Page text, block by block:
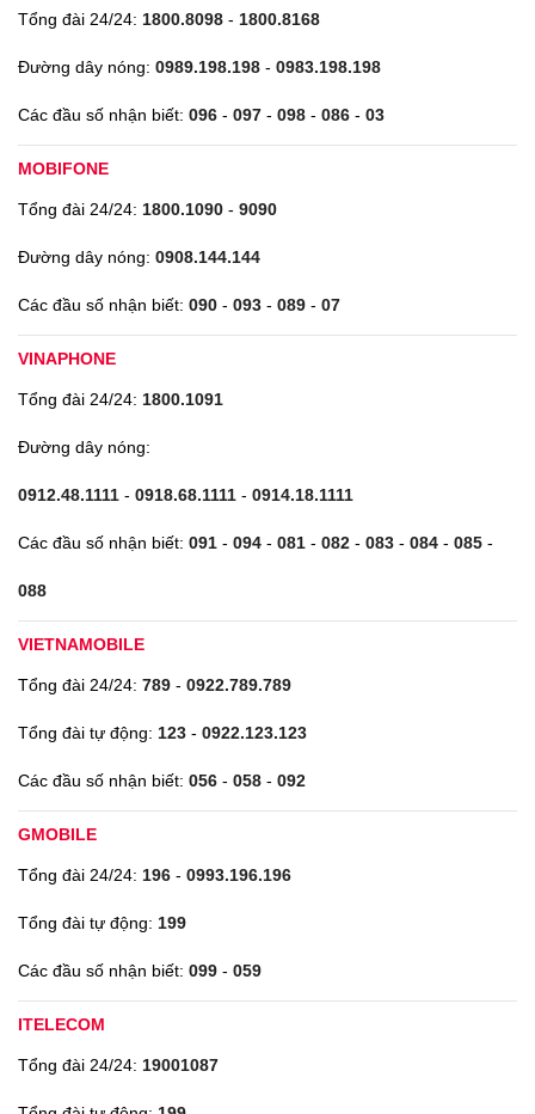
Tổng đài 24/24: 1800.8098 - 1800.8168
Đường dây nóng: 0989.198.198 - 0983.198.198
Các đầu số nhận biết: 096 - 097 - 098 - 086 - 03
MOBIFONE
Tổng đài 24/24: 1800.1090 - 9090
Đường dây nóng: 0908.144.144
Các đầu số nhận biết: 090 - 093 - 089 - 07
VINAPHONE
Tổng đài 24/24: 1800.1091
Đường dây nóng:
0912.48.1111 - 0918.68.1111 - 0914.18.1111
Các đầu số nhận biết: 091 - 094 - 081 - 082 - 083 - 084 - 085 -
088
VIETNAMOBILE
Tổng đài 24/24: 789 - 0922.789.789
Tổng đài tự động: 123 - 0922.123.123
Các đầu số nhận biết: 056 - 058 - 092
GMOBILE
Tổng đài 24/24: 196 - 0993.196.196
Tổng đài tự động: 199
Các đầu số nhận biết: 099 - 059
ITELECOM
Tổng đài 24/24: 19001087